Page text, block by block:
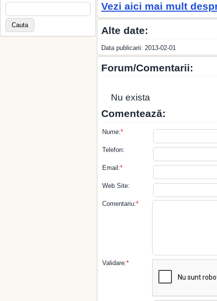
Vezi aici mai mult
Alte date:
Data publicarii: 2013-02-01
Forum/Comentarii:
Nu exista
Comentează:
Nume:*
Telefon:
Email:*
Web Site:
Comentariu:*
Validare:*